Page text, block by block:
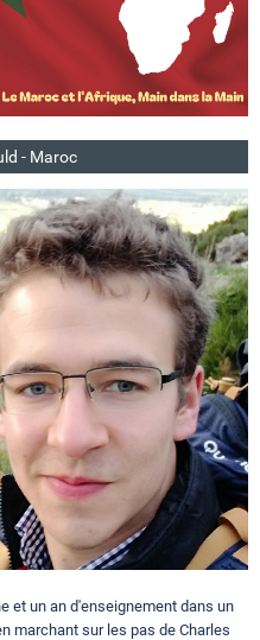
- Maroc
et un an d'enseignement dans un
marchant sur les pas de Charles